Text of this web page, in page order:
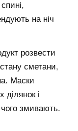
на ніч
розвести
сметани,
Маски
ділянок і
змивають.